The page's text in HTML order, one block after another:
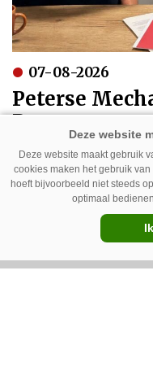
07-08-2026
Peterse
Pommeq over
Deze website maakt gebruik
cookies maken het gebruik
hoeft bijvoorbeeld niet steeds
optimaal